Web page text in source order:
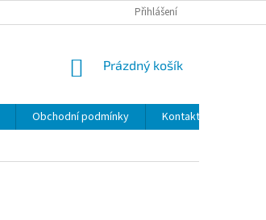
Přihlášení
NÁKUPNÍ
Prázdný košík
Obchodní podmínky
Kontakty